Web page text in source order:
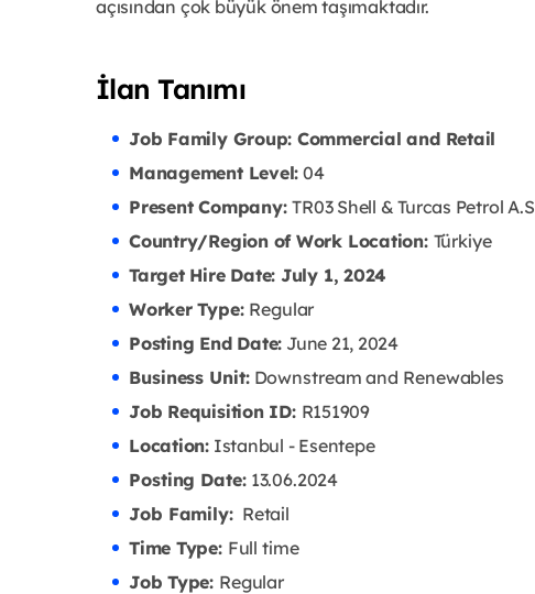
açısından çok büyük önem taşımaktadır.
İlan Tanımı
Job Family Group: Commercial and Retail
Management Level: 04
Present Company:TR03 Shell & Turcas Petrol A.S
Country/Region of Work Location: Türkiye
Target Hire Date: July 1, 2024
Worker Type: Regular
Posting End Date: June 21, 2024
Business Unit:Downstream and Renewables
Job Requisition ID: R151909
Location:Istanbul - Esentepe
Posting Date:13.06.2024
Job Family:Retail
Time Type: Full time
Job Type: Regular